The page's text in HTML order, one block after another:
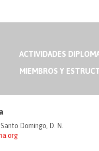
ACTIVIDADES
MIEMBROS Y
Domingo, D. N.